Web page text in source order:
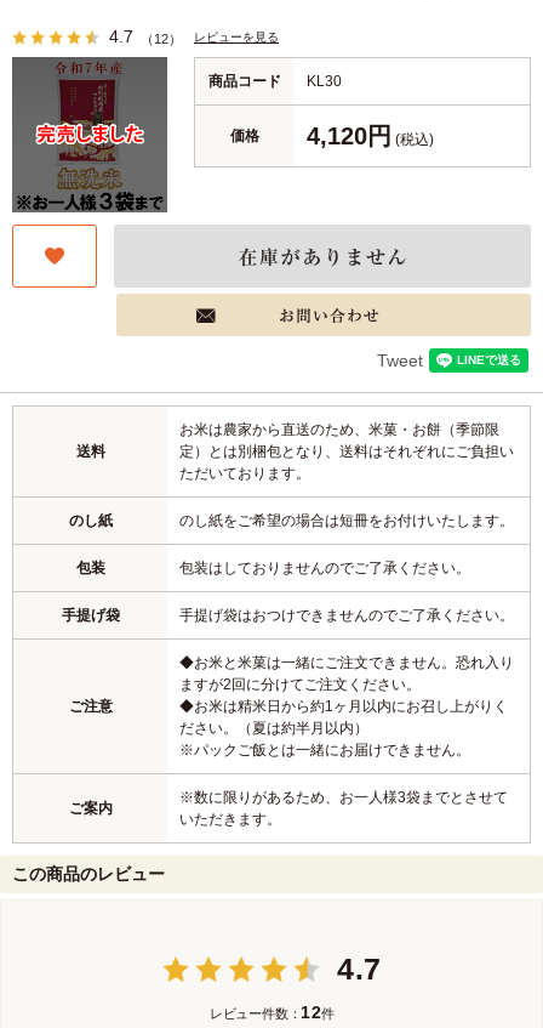
4.7 （12） レビューを見る
商品コード KL30
価格 4,120円 (税込)
Tweet
送料
お米は農家から直送のため、米菓・お餅（季節限
定）とは別梱包となり、送料はそれぞれにご負担い
ただいております。
のし紙 のし紙をご希望の場合は短冊をお付けいたします。
包装 包装はしておりませんのでご了承ください。
手提げ袋 手提げ袋はおつけできませんのでご了承ください。
ご注意
◆お米と米菓は一緒にご注文できません。恐れ入り
ますが2回に分けてご注文ください。
◆お米は精米日から約1ヶ月以内にお召し上がりく
ださい。（夏は約半月以内）
※パックご飯とは一緒にお届けできません。
ご案内
※数に限りがあるため、お一人様3袋までとさせて
いただきます。
この商品のレビュー
4.7
レビュー件数：12件